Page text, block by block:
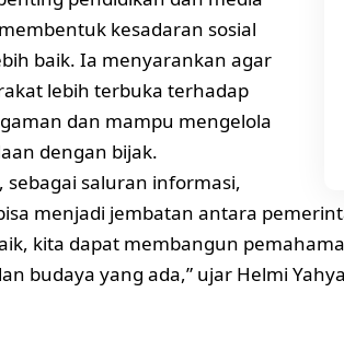
kesadaran sosial
baik. Ia menyarankan agar
lebih terbuka terhadap
dan mampu mengelola
dengan bijak.
sebagai saluran informasi,
menjadi jembatan antara
kita dapat membangun
budaya yang ada,” ujar Helmi